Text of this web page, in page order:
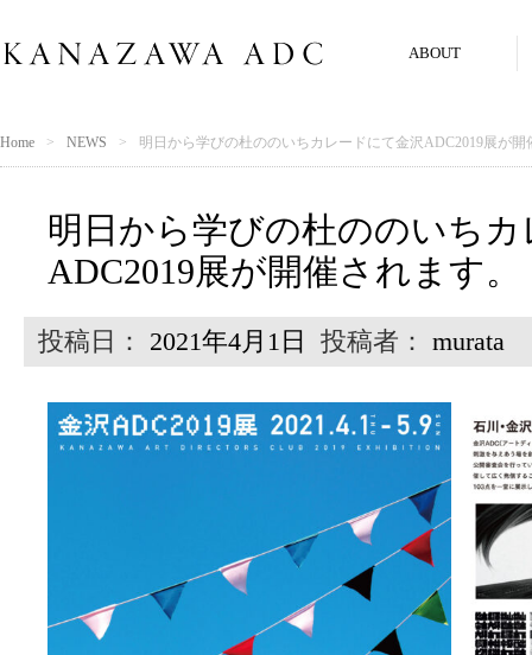
ABOUT
Home NEWS 明日から学びの杜ののいちカレードにて金沢ADC2019展が開
明日から学びの杜ののいち
ADC2019展が開催されます。
投稿日： 2021年4月1日 投稿者： murata